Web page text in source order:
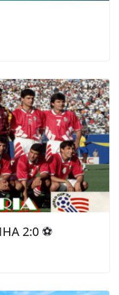
2:0 ⚽